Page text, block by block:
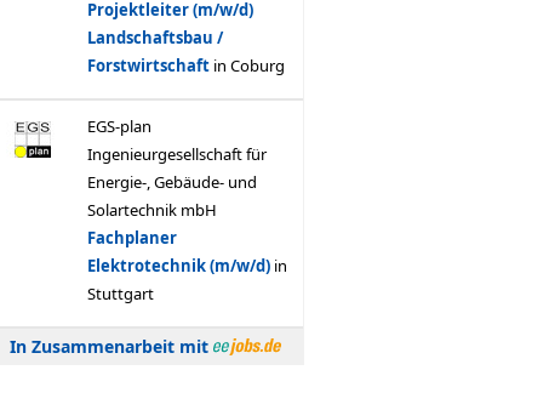
In Zusammenarbeit mit